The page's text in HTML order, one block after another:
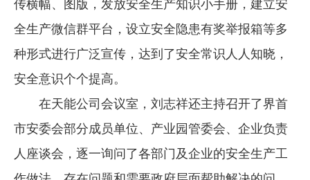
传横幅、图版，发放安全生产知识小手册，建立安
全生产微信群平台，设立安全隐患有奖举报箱等多
种形式进行广泛宣传，达到了安全常识人人知晓，
安全意识个个提高。
在天能公司会议室，刘志祥还主持召开了界首
市安委会部分成员单位、产业园管委会、企业负责
人座谈会，逐一询问了各部门及企业的安全生产工